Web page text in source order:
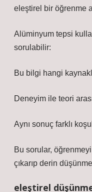
eleştirel bir öğrenme
Alüminyum tepsi
sorulabilir:
Bu bilgi hangi
Deneyim ile teori
Aynı sonuç farklı
Bu sorular,
çıkarıp derin
eleştirel